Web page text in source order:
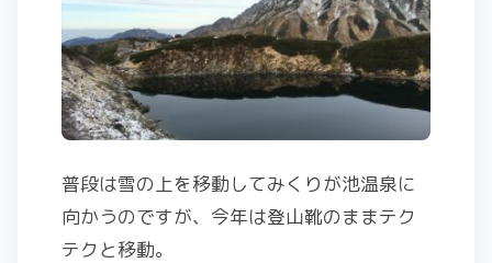
普段は雪の上を移動してみくりが池温泉に
向かうのですが、今年は登山靴のままテク
テクと移動。